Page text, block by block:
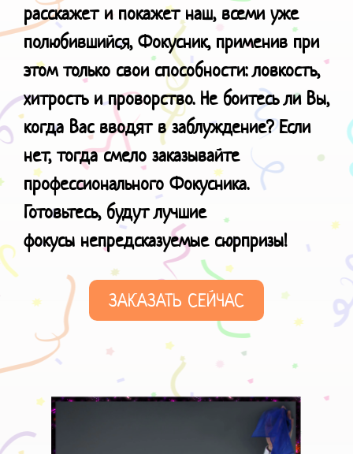
расскажет и покажет наш, всеми уже
полюбившийся, Фокусник, применив при
этом только свои способности: ловкость,
хитрость и проворство. Не боитесь ли Вы,
когда Вас вводят в заблуждение? Если
нет, тогда смело заказывайте
профессионального Фокусника.
Готовьтесь, будут лучшие
фокусы непредсказуемые сюрпризы!
ЗАКАЗАТЬ СЕЙЧАС